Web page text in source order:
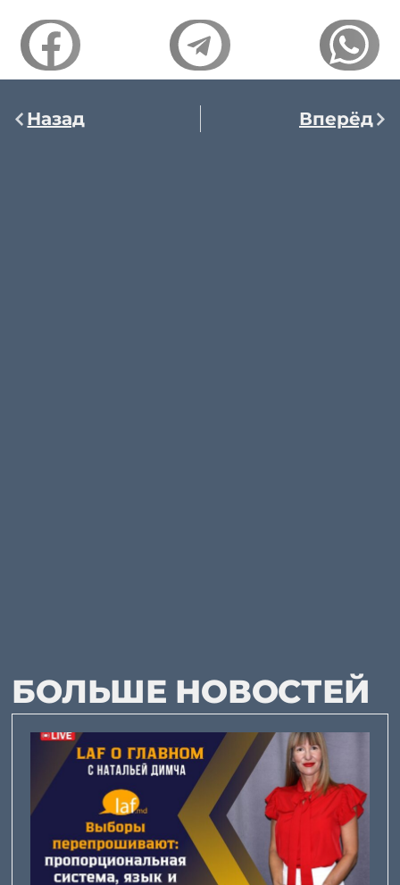
Назад Вперёд
БОЛЬШЕ НОВОСТЕЙ